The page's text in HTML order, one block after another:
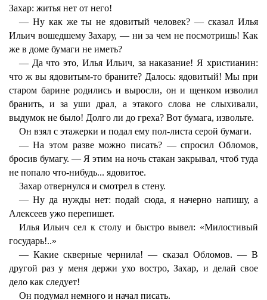
Захар: житья нет от него!
— Ну как же ты не ядовитый человек? — сказал Илья
Ильич вошедшему Захару, — ни за чем не посмотришь! Как
же в доме бумаги не иметь?
— Да что это, Илья Ильич, за наказание! Я христианин:
что ж вы ядовитым-то браните? Далось: ядовитый! Мы при
старом барине родились и выросли, он и щенком изволил
бранить, и за уши драл, а этакого слова не слыхивали,
выдумок не было! Долго ли до греха? Вот бумага, извольте.
Он взял с этажерки и подал ему пол-листа серой бумаги.
— На этом разве можно писать? — спросил Обломов,
бросив бумагу. — Я этим на ночь стакан закрывал, чтоб туда
не попало что-нибудь... ядовитое.
Захар отвернулся и смотрел в стену.
— Ну да нужды нет: подай сюда, я начерно напишу, а
Алексеев ужо перепишет.
Илья Ильич сел к столу и быстро вывел: «Милостивый
государь!..»
— Какие скверные чернила! — сказал Обломов. — В
другой раз у меня держи ухо востро, Захар, и делай свое
дело как следует!
Он подумал немного и начал писать.